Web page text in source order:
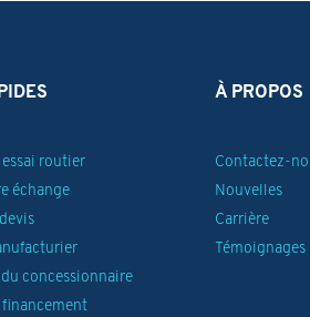
routier
échange
concessionnaire
À PROPOS
Contactez-
Nouvelles
Carrière
Témoignages